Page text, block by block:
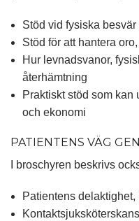
Stöd vid fysiska besvär
Stöd för att hantera
Hur levnadsvanor,
återhämtning
Praktiskt stöd som kan
och ekonomi
PATIENTENS VÄG
I broschyren beskrivs
Patientens delaktighet,
Kontaktsjuksköterskans